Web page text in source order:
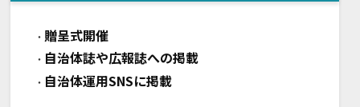
・ 贈呈式開催
・ 自治体誌や広報誌への掲載
・ 自治体運用SNSに掲載